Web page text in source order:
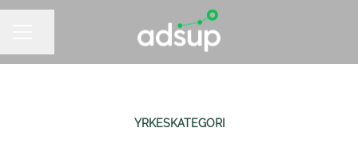
YRKESKATEGORI